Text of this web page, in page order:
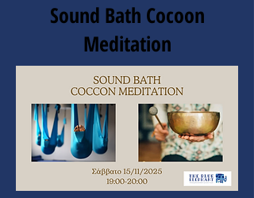
Sound Bath Cocoon
Meditation